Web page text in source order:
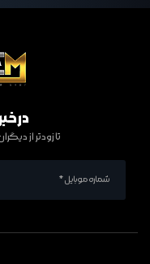
در
تا زودتر از